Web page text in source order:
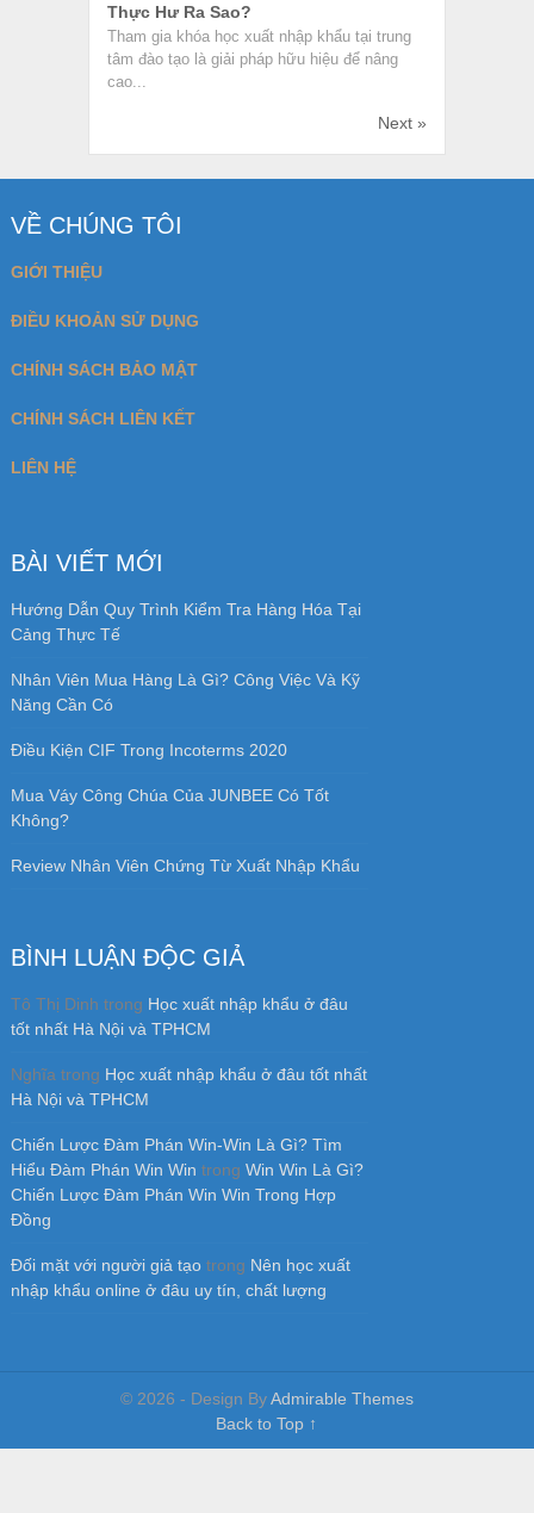
Thực Hư Ra Sao?
Tham gia khóa học xuất nhập khẩu tại trung
tâm đào tạo là giải pháp hữu hiệu để nâng
cao...
Next »
VỀ CHÚNG TÔI
GIỚI THIỆU
ĐIỀU KHOẢN SỬ DỤNG
CHÍNH SÁCH BẢO MẬT
CHÍNH SÁCH LIÊN KẾT
LIÊN HỆ
BÀI VIẾT MỚI
Hướng Dẫn Quy Trình Kiểm Tra Hàng Hóa Tại
Cảng Thực Tế
Nhân Viên Mua Hàng Là Gì? Công Việc Và Kỹ
Năng Cần Có
Điều Kiện CIF Trong Incoterms 2020
Mua Váy Công Chúa Của JUNBEE Có Tốt
Không?
Review Nhân Viên Chứng Từ Xuất Nhập Khẩu
BÌNH LUẬN ĐỘC GIẢ
Tô Thị Dinh trong Học xuất nhập khẩu ở đâu
tốt nhất Hà Nội và TPHCM
Nghĩa trong Học xuất nhập khẩu ở đâu tốt nhất
Hà Nội và TPHCM
Chiến Lược Đàm Phán Win-Win Là Gì? Tìm
Hiểu Đàm Phán Win Win trong Win Win Là Gì?
Chiến Lược Đàm Phán Win Win Trong Hợp
Đồng
Đối mặt với người giả tạotrong Nên học xuất
nhập khẩu online ở đâu uy tín, chất lượng
© 2026 - Design ByAdmirable Themes
Back to Top ↑